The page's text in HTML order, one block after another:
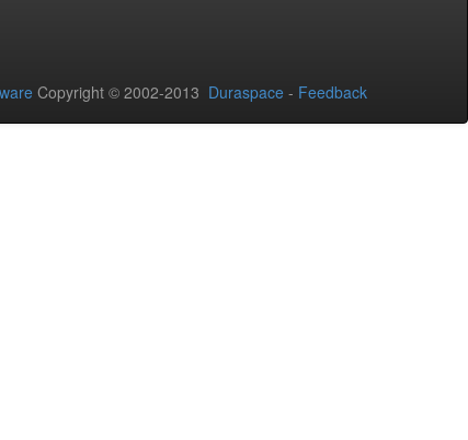
Copyright © 2002-2013 Duraspace - Feedback